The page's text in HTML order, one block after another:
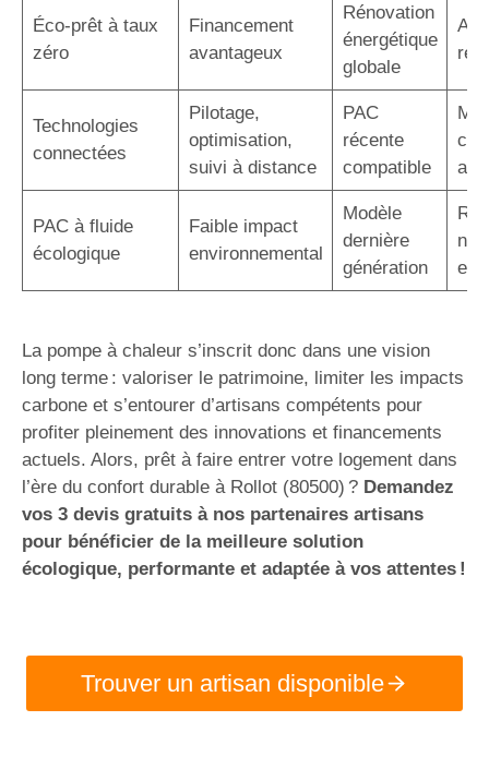
Éco-prêt à taux
zéro
Financement
avantageux
Rénovation
énergétique
globale
Technologies
connectées
Pilotage,
optimisation,
suivi à distance
PAC
récente
compatible
PAC à fluide
écologique
Faible impact
environnemental
Modèle
dernière
génération
La pompe à chaleur s’inscrit donc dans une vision
long terme : valoriser le patrimoine, limiter les impacts
carbone et s’entourer d’artisans compétents pour
profiter pleinement des innovations et financements
actuels. Alors, prêt à faire entrer votre logement dans
l’ère du confort durable à Rollot (80500) ? Demandez
vos 3 devis gratuits à nos partenaires artisans
pour bénéficier de la meilleure solution
écologique, performante et adaptée à vos attentes !
Trouver un artisan disponible